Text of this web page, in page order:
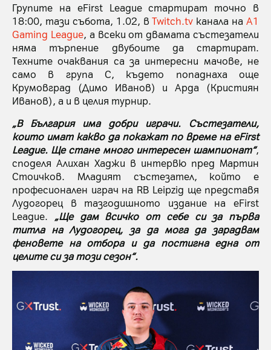
Групите на eFirst League стартират точно в
18:00, тази събота, 1.02, вTwitch.tv канала на A1
Gaming League, a всеки от двамата състезатели
няма търпение двубоите да стартират.
Техните очаквания са за интересни мачове, не
само в група С, където попаднаха още
Крумовград (Димо Иванов) и Арда (Кристиян
Иванов), а и в целия турнир.
„В България има добри играчи. Състезатели,
които имат какво да покажат по време на eFirst
League. Ще стане много интересен шампионат“,
споделя Алихан Хаджи в интервю пред Мартин
Стоичков. Младият състезател, който е
професионален играч на RB Leipzig ще представя
Лудогорец в тазгодишното издание на eFirst
League. „Ще дам всичко от себе си за първа
титла на Лудогорец, за да мога да зарадвам
феновете на отбора и да постигна една от
целите си за този сезон“.